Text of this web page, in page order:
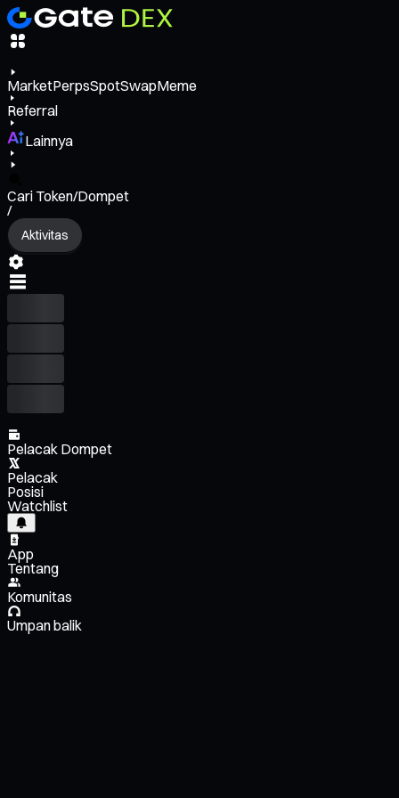
MarketPerpsSpotSwapMeme
Referral
Lainnya
Cari Token/Dompet
/
Aktivitas
Pelacak Dompet
Pelacak
Posisi
Watchlist
App
Tentang
Komunitas
Umpan balik